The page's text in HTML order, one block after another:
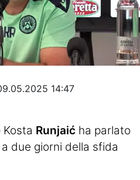
14:47
Kosta Runjaić ha parlato
due giorni della sfida